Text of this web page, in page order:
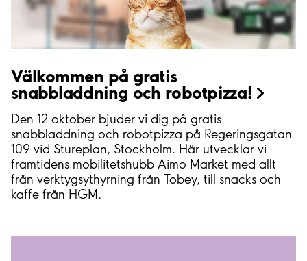
Välkommen på gratis
snabbladdning och robotpizza!
Den 12 oktober bjuder vi dig på gratis
snabbladdning och robotpizza på Regeringsgatan
109 vid Stureplan, Stockholm. Här utvecklar vi
framtidens mobilitetshubb Aimo Market med allt
från verktygsythyrning från Tobey, till snacks och
kaffe från HGM.